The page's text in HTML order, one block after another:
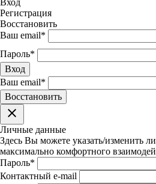
Вход
Регистрация
Восстановить
Ваш email*
Пароль*
Вход
Ваш email*
Воcстановить
clear
Личные данные
Здесь Вы можете указать/изменить
максимально комфортного
Пароль*
Контактный e-mail